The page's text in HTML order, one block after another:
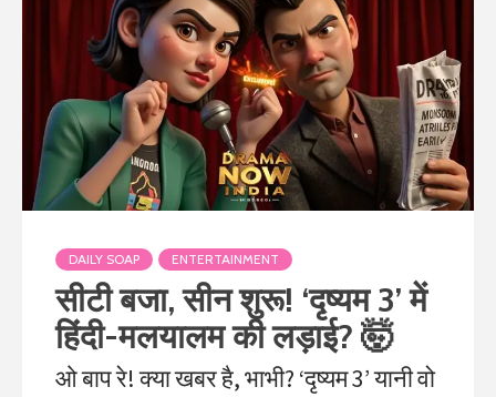
DAILY SOAP ENTERTAINMENT
सीटी बजा, सीन शुरू! ‘दृष्यम 3’ में
हिंदी-मलयालम की लड़ाई? 🤯
ओ बाप रे! क्या खबर है, भाभी? ‘दृष्यम 3’ यानी वो